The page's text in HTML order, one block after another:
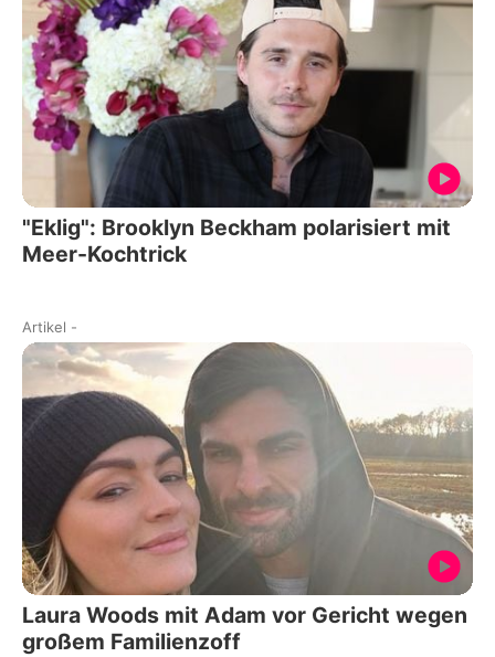
"Eklig": Brooklyn Beckham polarisiert mit
Meer-Kochtrick
Artikel -
Laura Woods mit Adam vor Gericht wegen
großem Familienzoff